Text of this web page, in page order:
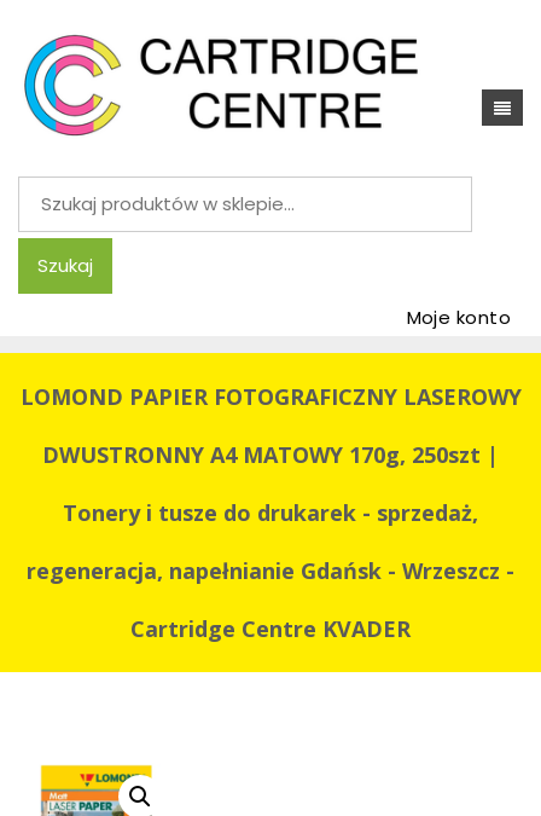
Szukaj:
Szukaj
Moje konto
LOMOND PAPIER FOTOGRAFICZNY LASEROWY
DWUSTRONNY A4 MATOWY 170g, 250szt |
Tonery i tusze do drukarek - sprzedaż,
regeneracja, napełnianie Gdańsk - Wrzeszcz -
Cartridge Centre KVADER